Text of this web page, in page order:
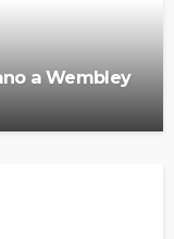
a Wembley